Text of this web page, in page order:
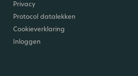
Privacy
Protocol datalekken
Cookieverklaring
Inloggen